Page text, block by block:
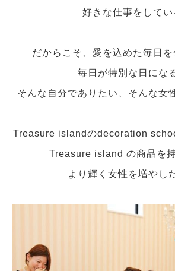
好きな仕事をしてい
だからこそ、愛を込めた毎日を
毎日が特別な日にな
そんな自分でありたい、そんな女
Treasure islandのdecoration
Treasure island の商品を
より輝く女性を増やし